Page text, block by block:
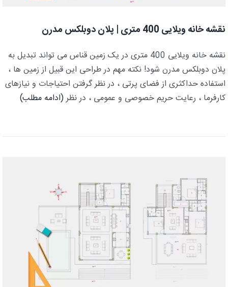
نقشه خانه ویلایی 400 متری | پلان دوبلکس مدرن
نقشه خانه ویلایی 400 متری در یک زمین قناس می تواند تبدیل به
پلان دوبلکس مدرن شود! نکته مهم در طراحی این قبیل از زمین ها ،
استفاده حداکثری از فضای پرتی ، در نظر گرفتن احتیاجات و نیازهای
کارفرما ، رعایت حریم خصوصی و عمومی ، در نظر(ادامه مطلب)